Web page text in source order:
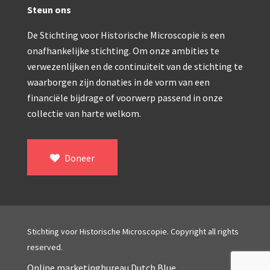
Seibert, ‘Stativ 3’ (1895-1900)
Watson & Sons, No. 1 ‘Van Heurck’ (ca. 1900)
Reichert (ca. 1925)
Winkel, statief BTC (1955-1957)
Zeiss, type Ergaval (ca. 1970)
Steun ons
De Stichting voor Historische Microscopie is een
onafhankelijke stichting. Om onze ambities te
verwezenlijken en de continuïteit van de stichting te
waarborgen zijn donaties in de vorm van een
financiële bijdrage of voorwerp passend in onze
collectie van harte welkom.
Doneer
Stichting voor Historische Microscopie. Copyright all rights
reserved.
Online marketingbureau Dutch Blue